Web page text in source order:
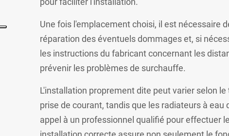
Une fois l'emplacement choisi, il est nécessaire
réparation des éventuels dommages et, si
les instructions du fabricant concernant les
prévenir les problèmes de surchauffe.
L'installation proprement dite peut varier selon
prise de courant, tandis que les radiateurs à
appel à un professionnel qualifié pour effectuer